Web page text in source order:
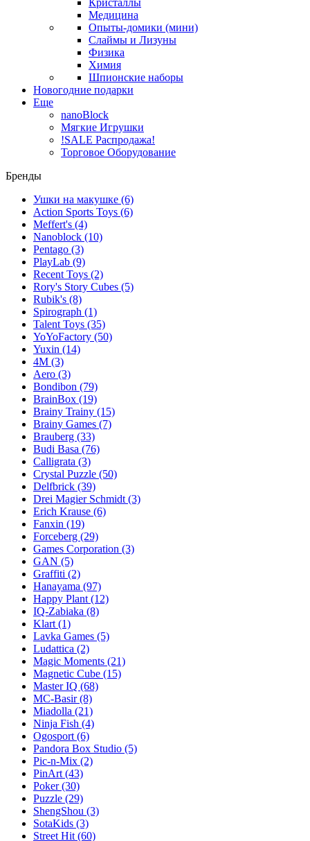
Кристаллы
Медицина
Опыты-домики (мини)
Слаймы и Лизуны
Физика
Химия
Шпионские наборы
Новогодние подарки
Еще
nanoBlock
Мягкие Игрушки
!SALE Распродажа!
Торговое Оборудование
Бренды
Ушки на макушке (6)
Action Sports Toys (6)
Meffert's (4)
Nanoblock (10)
Pentago (3)
PlayLab (9)
Recent Toys (2)
Rory's Story Cubes (5)
Rubik's (8)
Spirograph (1)
Talent Toys (35)
YoYoFactory (50)
Yuxin (14)
4M (3)
Aero (3)
Bondibon (79)
BrainBox (19)
Brainy Trainy (15)
Brainy Games (7)
Brauberg (33)
Budi Basa (76)
Calligrata (3)
Crystal Puzzle (50)
Delfbrick (39)
Drei Magier Schmidt (3)
Erich Krause (6)
Fanxin (19)
Forceberg (29)
Games Corporation (3)
GAN (5)
Graffiti (2)
Hanayama (97)
Happy Plant (12)
IQ-Zabiaka (8)
Klart (1)
Lavka Games (5)
Ludattica (2)
Magic Moments (21)
Magnetic Cube (15)
Master IQ (68)
MC-Basir(8)
Miadolla (21)
Ninja Fish (4)
Ogosport (6)
Pandora Box Studio (5)
Pic-n-Mix (2)
PinArt (43)
Poker(30)
Puzzle (29)
ShengShou (3)
SotaKids (3)
Street Hit (60)